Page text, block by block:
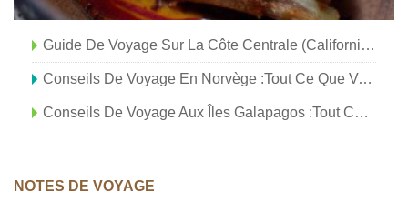
Guide De Voyage Sur La Côte Centrale (Californie) :tout Ce Que Vous Devez Savoir
Conseils De Voyage En Norvège :tout Ce Que Vous Devez Savoir
Conseils De Voyage Aux Îles Galapagos :tout Ce Que Vous Devez Savoir
NOTES DE VOYAGE